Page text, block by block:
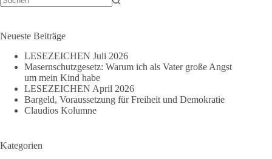
Neueste Beiträge
LESEZEICHEN Juli 2026
Masernschutzgesetz: Warum ich als Vater große Angst
um mein Kind habe
LESEZEICHEN April 2026
Bargeld, Voraussetzung für Freiheit und Demokratie
Claudios Kolumne
Kategorien